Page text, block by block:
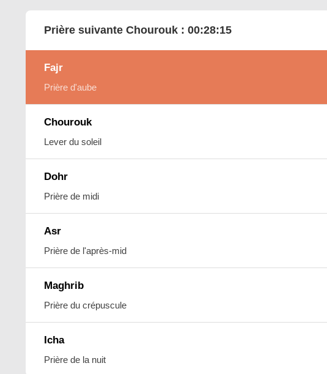
Prière suivante Chourouk : 00:28:14
Fajr
Prière d'aube
Chourouk
Lever du soleil
Dohr
Prière de midi
Asr
Prière de l'après-mid
Maghrib
Prière du crépuscule
Icha
Prière de la nuit